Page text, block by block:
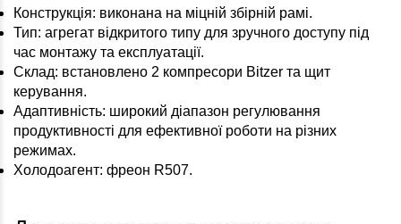
Конструкція: виконана на міцній збірній рамі.
Тип: агрегат відкритого типу для зручного доступу під
час монтажу та експлуатації.
Склад: встановлено 2 компресори Bitzer та щит
керування.
Адаптивність: широкий діапазон регулювання
продуктивності для ефективної роботи на різних
режимах.
Холодоагент: фреон R507.